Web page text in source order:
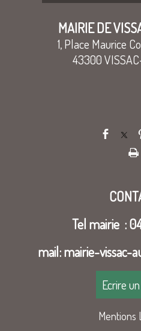
MAIRIE DE
1, Place Maurice
43300
Tel mairie :
mail: mairie-vissac-
Ecrire
Mentions